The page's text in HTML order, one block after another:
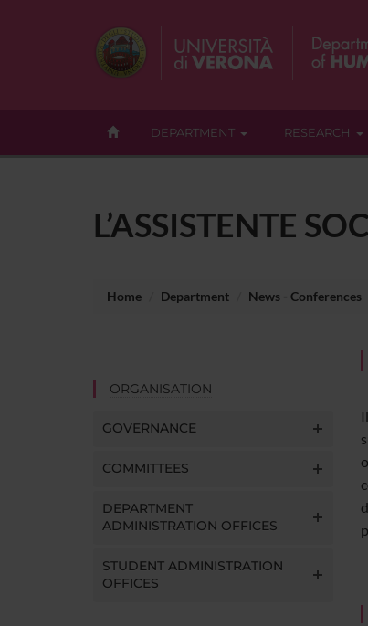
DEPARTMENT RESEARCH
L’ASSISTENTE
Home Department News - Conferences
ORGANISATION
GOVERNANCE
COMMITTEES
DEPARTMENT
ADMINISTRATION OFFICES
STUDENT ADMINISTRATION
OFFICES